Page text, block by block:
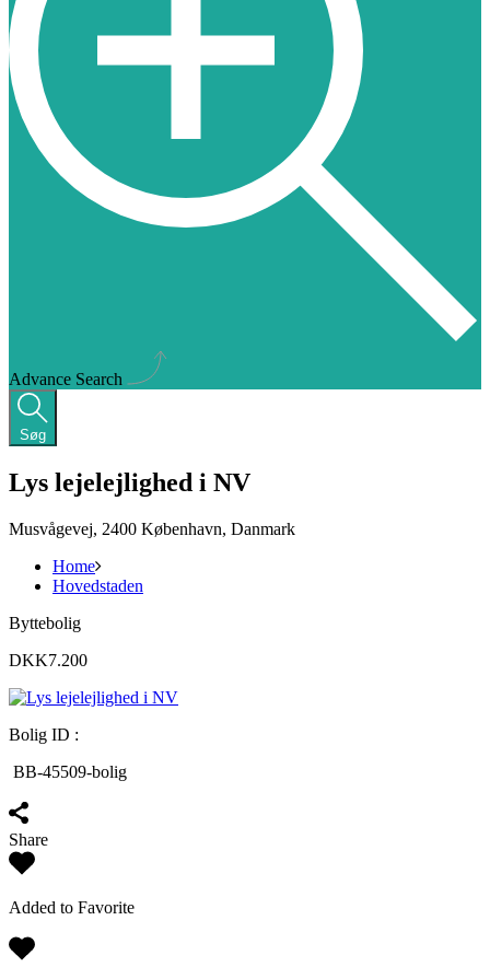
Advance Search
Søg
Lys lejelejlighed i NV
Musvågevej, 2400 København, Danmark
Home
Hovedstaden
Byttebolig
DKK7.200
Bolig ID :
BB-45509-bolig
Share
Added to Favorite